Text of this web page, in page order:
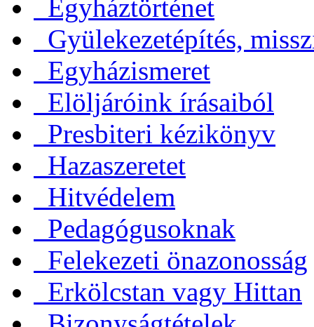
Egyháztörténet
Gyülekezetépítés,
Egyházismeret
Elöljáróink írásaiból
Presbiteri kézikönyv
Hazaszeretet
Hitvédelem
Pedagógusoknak
Felekezeti önazonosság
Erkölcstan vagy Hittan